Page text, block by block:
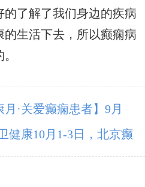
了解了我们身边的疾病
的生活下去，所以癫痫病
月·关爱癫痫患者】9月
医院特邀北京专家亲
复
健康10月1-3日，北京癫
，还有免费专项检查和